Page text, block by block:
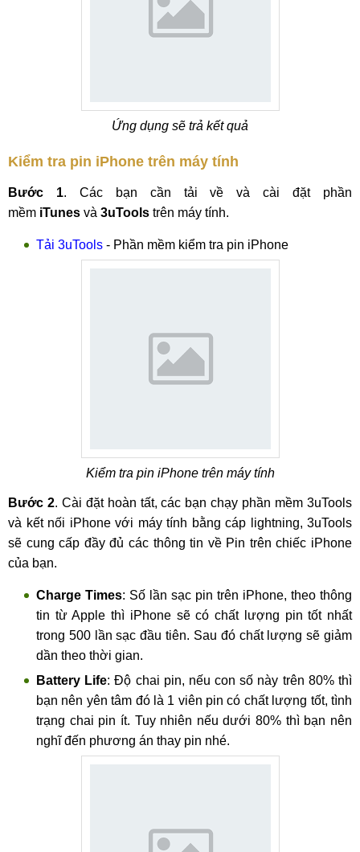
Ứng dụng sẽ trả kết quả
Kiểm tra pin iPhone trên máy tính
Bước 1. Các bạn cần tải về và cài đặt phần
mềm iTunes và 3uTools trên máy tính.
Tải 3uTools - Phần mềm kiểm tra pin iPhone
Kiểm tra pin iPhone trên máy tính
Bước 2. Cài đặt hoàn tất, các bạn chạy phần mềm 3uTools
và kết nối iPhone với máy tính bằng cáp lightning, 3uTools
sẽ cung cấp đầy đủ các thông tin về Pin trên chiếc iPhone
của bạn.
Charge Times: Số lần sạc pin trên iPhone, theo thông
tin từ Apple thì iPhone sẽ có chất lượng pin tốt nhất
trong 500 lần sạc đầu tiên. Sau đó chất lượng sẽ giảm
dần theo thời gian.
Battery Life: Độ chai pin, nếu con số này trên 80% thì
bạn nên yên tâm đó là 1 viên pin có chất lượng tốt, tình
trạng chai pin ít. Tuy nhiên nếu dưới 80% thì bạn nên
nghĩ đến phương án thay pin nhé.